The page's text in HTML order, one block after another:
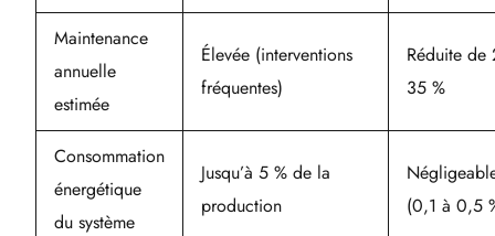
Maintenance
annuelle
estimée
Élevée (interventions
fréquentes)
Réduite de
35 %
Consommation
énergétique
du système
Jusqu’à 5 % de la
production
(0,1 à 0,5